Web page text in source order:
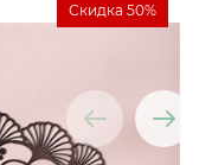
Скидка 50%